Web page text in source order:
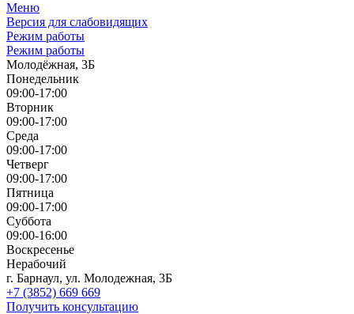
Меню
Версия для слабовидящих
Режим работы
Режим работы
Молодёжная, 3Б
Понедельник
09:00-17:00
Вторник
09:00-17:00
Среда
09:00-17:00
Четверг
09:00-17:00
Пятница
09:00-17:00
Суббота
09:00-16:00
Воскресенье
Нерабочий
г. Барнаул, ул. Молодежная, 3Б
+7 (3852) 669 669
Получить консультацию